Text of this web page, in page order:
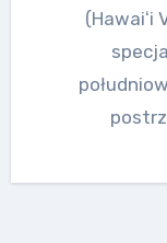
(Hawaiʻi